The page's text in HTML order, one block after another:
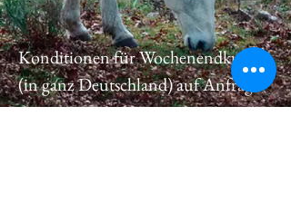
Konditionen für Wochenendkurse
(in ganz Deutschland) auf Anfrage